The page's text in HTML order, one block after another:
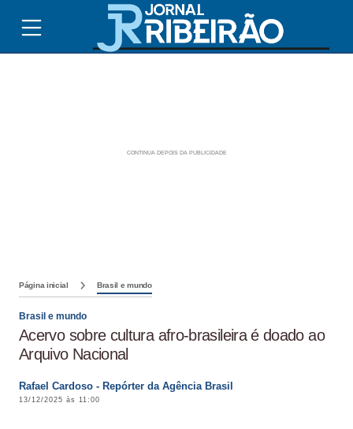
Página inicial Brasil e mundo
Brasil e mundo
Acervo sobre cultura afro-brasileira é doado ao
Arquivo Nacional
Rafael Cardoso - Repórter da Agência Brasil
13/12/2025 às 11:00